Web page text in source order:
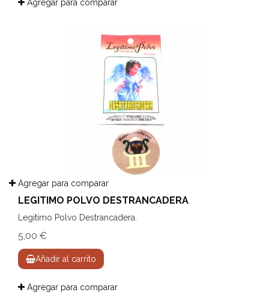
Agregar para comparar
Agregar para comparar
LEGITIMO POLVO DESTRANCADERA
Legitimo Polvo Destrancadera.
5,00 €
Añadir al carrito
Agregar para comparar